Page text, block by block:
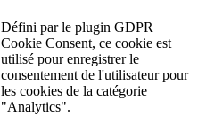
Défini par le plugin GDPR
Cookie Consent, ce cookie est
utilisé pour enregistrer le
consentement de l'utilisateur pour
les cookies de la catégorie
"Analytics".